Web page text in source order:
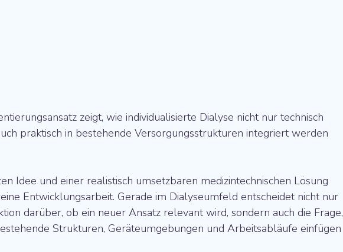
zeigt, wie individualisierte Dialyse nicht nur technisch
praktisch in bestehende Versorgungsstrukturen integriert werden
Idee und einer realistisch umsetzbaren medizintechnischen Lösung
Entwicklungsarbeit. Gerade im Dialyseumfeld entscheidet nicht nur
darüber, ob ein neuer Ansatz relevant wird, sondern auch die Frage,
Strukturen, Geräteumgebungen und Arbeitsabläufe einfügen